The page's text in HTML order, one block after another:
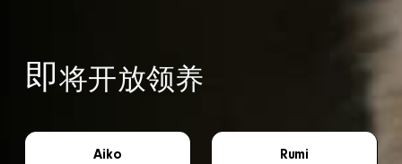
即将开放领养
Aiko Rumi